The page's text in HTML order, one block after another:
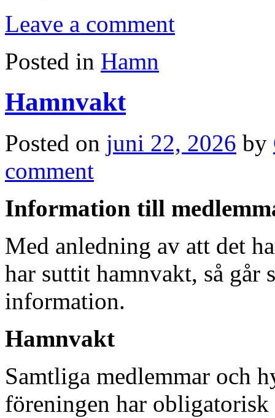
Leave a comment
Posted in Hamn
Hamnvakt
Posted on juni 22, 2026 by
comment
Information till
Med anledning av att det
har suttit hamnvakt, så går
information.
Hamnvakt
Samtliga medlemmar och
föreningen har